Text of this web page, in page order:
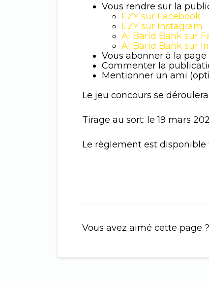
Vous rendre sur la
EZY sur Facebook
EZY sur Instagram
Al Barid Bank sur
Al Barid Bank sur
Vous abonner à la page
Commenter la
Mentionner un ami
Le jeu concours se
Tirage au sort: le 19 mars
Le règlement est disponible
Vous avez aimé cette page